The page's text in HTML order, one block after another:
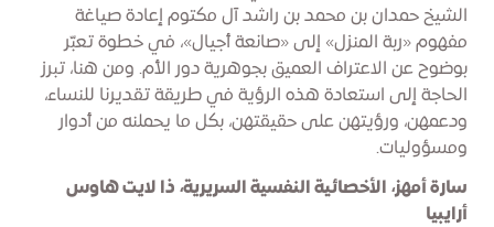
الشيخ حمدان بن محمد بن راشد آل مكتوم إعادة صياغة
مفهوم «ربة المنزل» إلى «صانعة أجيال»، في خطوة تعبّر
بوضوح عن الاعتراف العميق بجوهرية دور الأم. ومن هنا، تبرز
الحاجة إلى استعادة هذه الرؤية في طريقة تقديرنا للنساء،
ودعمهن، ورؤيتهن على حقيقتهن، بكل ما يحملنه من أدوار
ومسؤوليات.
سارة أمهز، الأخصائية النفسية السريرية، ذا لايت هاوس
أرايبيا